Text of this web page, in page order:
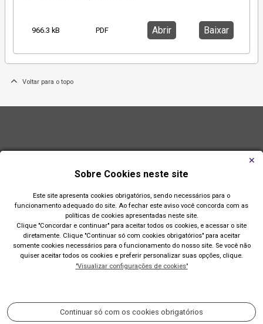
966.3 kB PDF Abrir Baixar
Voltar para o topo
Sobre Cookies neste site
Este site apresenta cookies obrigatórios, sendo necessários para o
funcionamento adequado do site. Ao fechar este aviso você concorda com as
políticas de cookies apresentadas neste site.
Clique "Concordar e continuar" para aceitar todos os cookies, e acessar o site
diretamente. Clique "Continuar só com cookies obrigatórios" para aceitar
somente cookies necessários para o funcionamento do nosso site. Se você não
quiser aceitar todos os cookies e preferir personalizar suas opções, clique.
"Visualizar configurações de cookies"
Continuar só com os cookies obrigatórios
Prefeitura de Imbé
Acompanhe nossas redes sociais: